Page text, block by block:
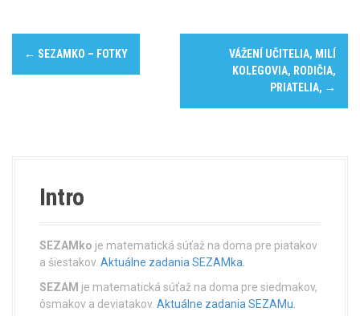
P
o
← SEZAMKO – FOTKY
VÁŽENÍ UČITELIA, MILÍ
KOLEGOVIA, RODIČIA,
PRIATELIA, →
Intro
SEZAMko je matematická súťaž na doma pre piatakov
a šiestakov. Aktuálne zadania SEZAMka.
SEZAM je matematická súťaž na doma pre siedmakov,
ôsmakov a deviatakov. Aktuálne zadania SEZAMu.